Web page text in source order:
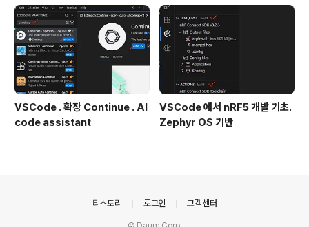
VSCode . 확장 Continue . AI
code assistant
VSCode 에서 nRF5 개발 기초.
Zephyr OS 기반
티스토리 로그인 고객센터